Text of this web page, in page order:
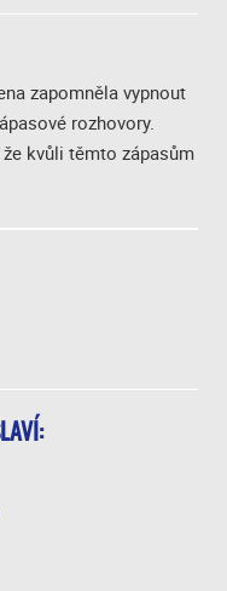
zapomněla vypnout
rozhovory.
kvůli těmto zápasům